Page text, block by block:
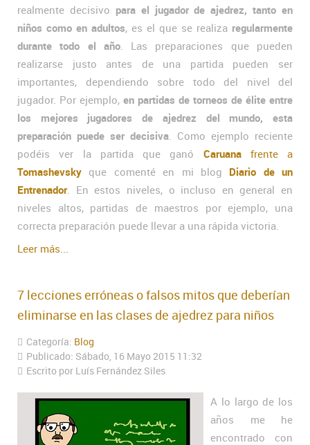
realmente decisivo para el jugador de ajedrez, tanto en
niños como en adultos, es el que se realiza regularmente
durante todo el año. Las preparaciones que pueden
realizarse justo antes de una partida pueden ser
importantes, dependiendo sobre todo del nivel del
jugador. Por ejemplo, en partidas de torneos de élite entre
los mejores jugadores de ajedrez del mundo, esta
preparación puede ser decisiva . Como ejemplo reciente
podéis ver la partida que ganó Caruanafrente a
Tomashevsky que comenté en mi blog Diario de un
Entrenador. En estos niveles, o incluso en general en
niveles altos, partidas de maestros por ejemplo, una
correcta preparación puede llevar a una rápida victoria.
Leer más...
7 lecciones erróneas o falsos mitos que deberían
eliminarse en las clases de ajedrez para niños
Categoría: Blog
Publicado: Sábado, 16 Mayo 2015 11:32
Escrito por Luís Fernández Siles
A lo largo de los
años me he
encontrado con